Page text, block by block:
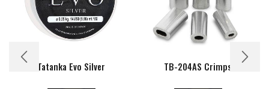
Tatanka Evo Silver TB-204AS Crimps